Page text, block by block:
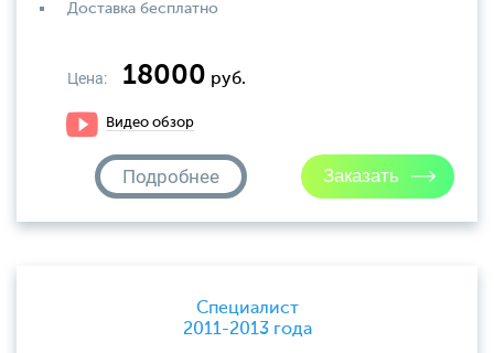
Доставка бесплатно
Цена: 18000 руб.
Видео обзор
Подробнее
Специалист
2011-2013 года